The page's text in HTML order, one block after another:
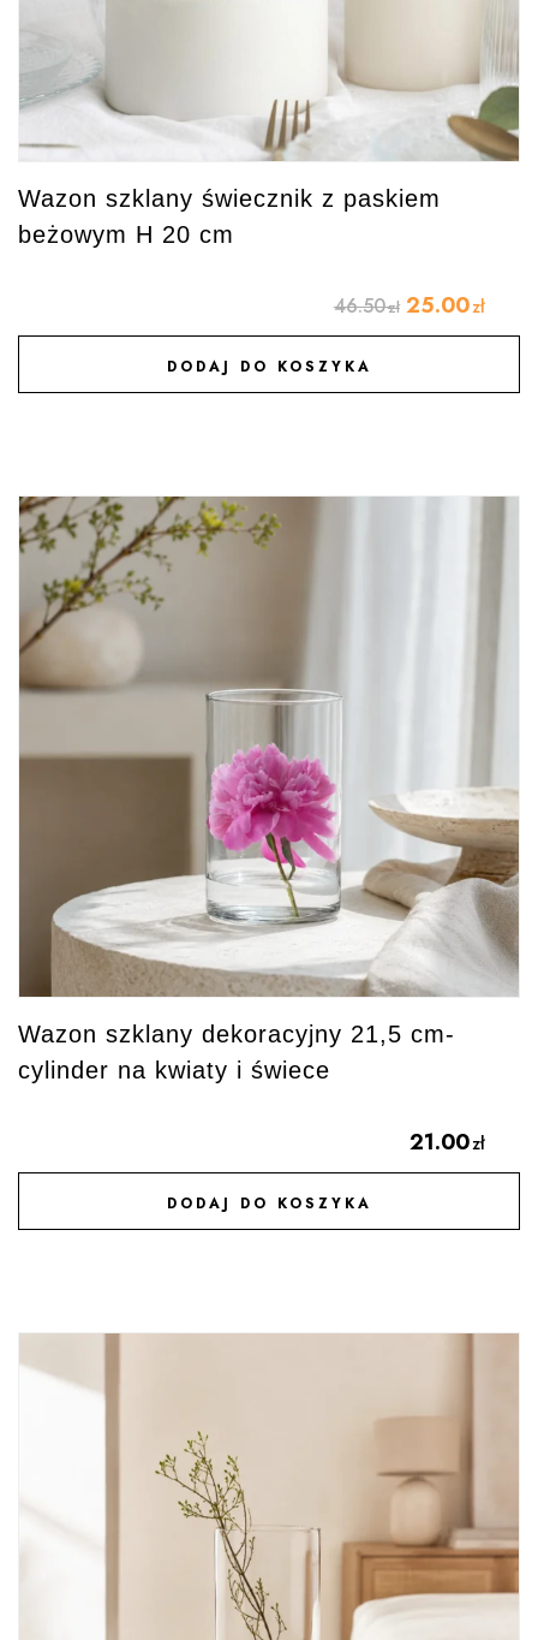
Wazon szklany świecznik z paskiem
beżowym H 20 cm
46.50zł 25.00zł
DODAJ DO KOSZYKA
DODAJ DO ULUBIONYCH
Wazon szklany dekoracyjny 21,5 cm-
cylinder na kwiaty i świece
21.00zł
DODAJ DO KOSZYKA
DODAJ DO ULUBIONYCH